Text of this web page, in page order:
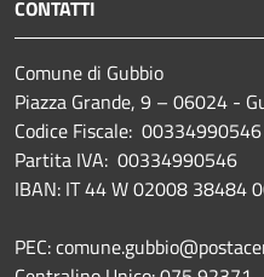
CONTATTI
Comune di Gubbio
Piazza Grande, 9 – 06024 -
Codice Fiscale: 00334990546
Partita IVA: 00334990546
IBAN: IT 44 W 02008 38484
PEC: